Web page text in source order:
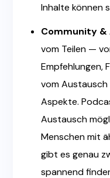
Inhalte können
Community &
vom Teilen —
Empfehlungen,
vom
Aspekte.
Austausch
Menschen mit
gibt es genau
spannend